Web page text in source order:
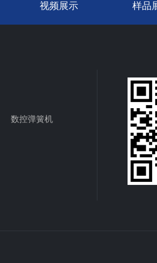
视频展示 样品
数控弹簧机